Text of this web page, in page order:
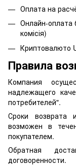
Оплата на
Онлайн-оплата
комісія)
Криптовалюто
Правила
Компания
надлежащего
потребителей".
Сроки возврата
возможен в
покупателем.
Обратная
договоренности.